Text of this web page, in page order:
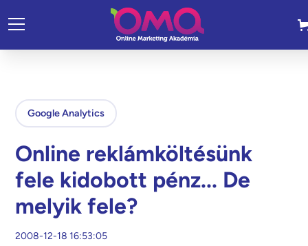
Google Analytics
Online reklámköltésünk
fele kidobott pénz... De
melyik fele?
2008-12-18 16:53:05